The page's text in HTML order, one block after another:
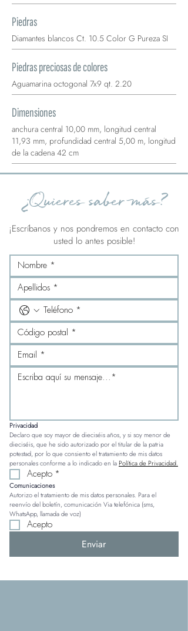
Piedras
Diamantes blancos Ct. 10.5 Color G Pureza SI
Piedras preciosas de colores
Aguamarina octogonal 7x9 qt. 2.20
Dimensiones
anchura central 10,00 mm, longitud central
11,93 mm, profundidad central 5,00 m, longitud
de la cadena 42 cm
¿Quieres saber más?
¡Escríbanos y nos pondremos en contacto con
usted lo antes posible!
Privacidad
Declaro que soy mayor de dieciséis años, y si soy menor de
dieciséis, que he sido autorizado por el titular de la patria
potestad, por lo que consiento el tratamiento de mis datos
personales conforme a lo indicado en la Política de Privacidad.
Acepto *
Comunicaciones
Autorizo el tratamiento de mis datos personales. Para el
reenvío del boletín, comunicación Via telefónica (sms,
WhatsApp, llamada de voz)
Acepto
Enviar